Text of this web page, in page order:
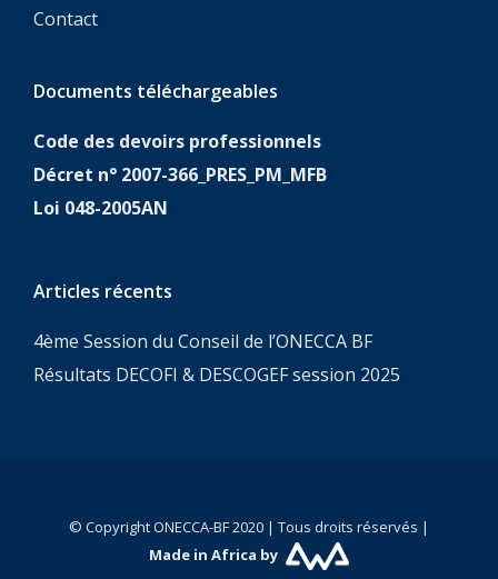
Contact
Documents téléchargeables
Code des devoirs professionnels
Décret n° 2007-366_PRES_PM_MFB
Loi 048-2005AN
Articles récents
4ème Session du Conseil de l’ONECCA BF
Résultats DECOFI & DESCOGEF session 2025
© Copyright ONECCA-BF 2020 | Tous droits réservés |
Made in Africa by